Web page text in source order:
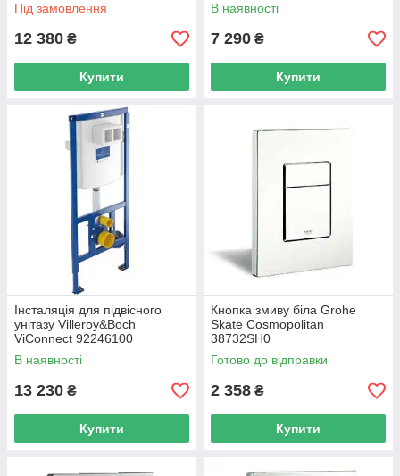
Під замовлення
12 380 ₴
Купити
В наявності
7 290 ₴
Купити
Інсталяція для підвісного
унітазу Villeroy&Boch
ViConnect 92246100
В наявності
13 230 ₴
Купити
Кнопка змиву біла Grohe
Skate Cosmopolitan
38732SH0
Готово до відправки
2 358 ₴
Купити